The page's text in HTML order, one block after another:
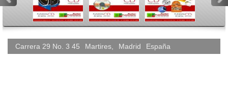
Carrera 29 No. 3 45 Martires Madrid España